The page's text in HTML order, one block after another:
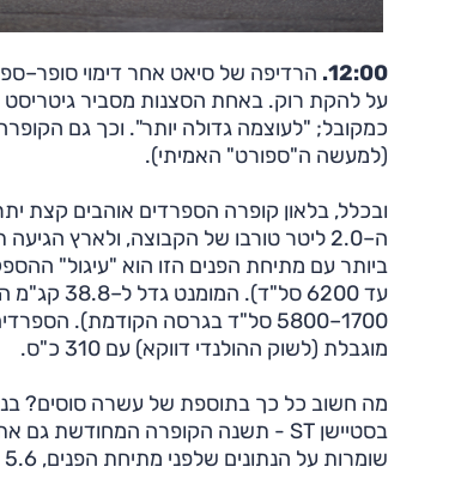
12:00.
כמקובל; "לעוצמה גדולה יותר". וכך גם
(למעשה ה"ספורט" האמיתי).
1700–5800 סל"ד בגרסה הקודמת).
מוגבלת (לשוק ההולנדי דווקא) עם 310 כ"ס.
מה חשוב כל כך בתוספת של עשרה סוסים?
שומרות על הנתונים שלפני מתיחת הפנים, 5.6 ו–5.7 שניות בהתאמה.